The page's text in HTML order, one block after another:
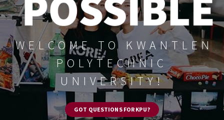
WELCOME TO KWANTLEN
POLYTECHNIC
UNIVERSITY!
GOT QUESTIONS FOR KPU?